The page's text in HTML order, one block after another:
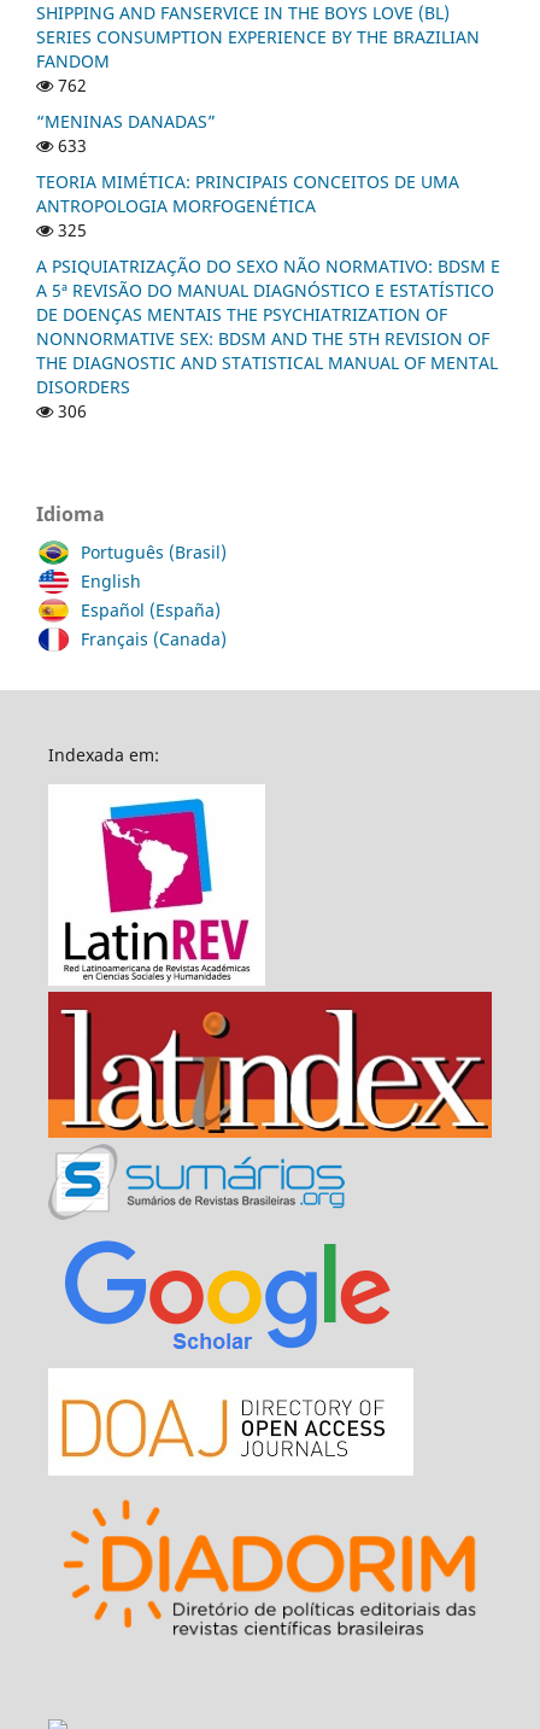
SHIPPING AND FANSERVICE IN THE BOYS LOVE (BL)
SERIES CONSUMPTION EXPERIENCE BY THE BRAZILIAN
FANDOM
762
“MENINAS DANADAS”
633
TEORIA MIMÉTICA: PRINCIPAIS CONCEITOS DE UMA
ANTROPOLOGIA MORFOGENÉTICA
325
A PSIQUIATRIZAÇÃO DO SEXO NÃO NORMATIVO: BDSM E
A 5ª REVISÃO DO MANUAL DIAGNÓSTICO E ESTATÍSTICO
DE DOENÇAS MENTAIS THE PSYCHIATRIZATION OF
NONNORMATIVE SEX: BDSM AND THE 5TH REVISION OF
THE DIAGNOSTIC AND STATISTICAL MANUAL OF MENTAL
DISORDERS
306
Idioma
Português (Brasil)
English
Español (España)
Français (Canada)
Indexada em: